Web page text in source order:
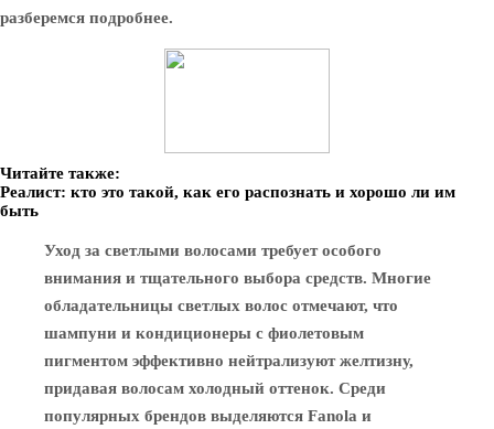
разберемся подробнее.
Читайте также:
Реалист: кто это такой, как его распознать и хорошо ли им
быть
Уход за светлыми волосами требует особого
внимания и тщательного выбора средств. Многие
обладательницы светлых волос отмечают, что
шампуни и кондиционеры с фиолетовым
пигментом эффективно нейтрализуют желтизну,
придавая волосам холодный оттенок. Среди
популярных брендов выделяются Fanola и